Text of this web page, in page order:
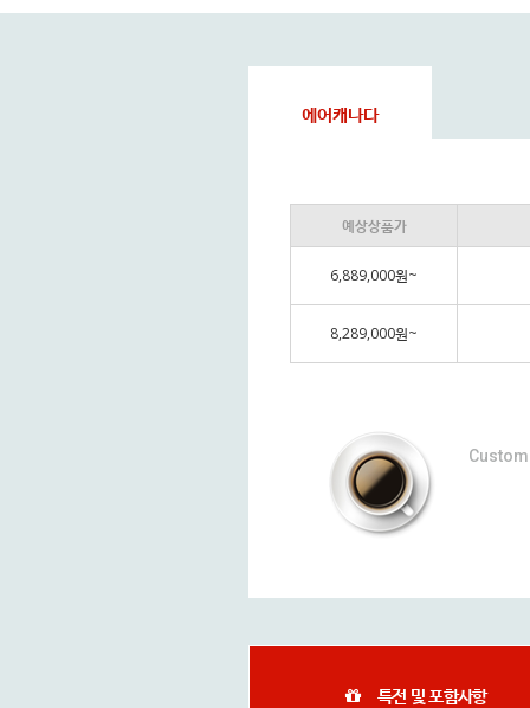
에어캐나다
예상상품가
6,889,000원~
8,289,000원~
특전 및 포함사항